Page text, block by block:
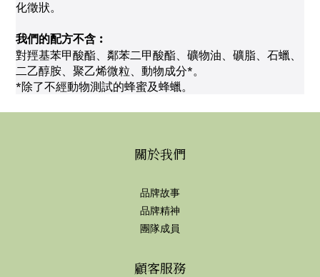
化徵狀。
我們的配方不含︰
對羥基苯甲酸酯、鄰苯二甲酸酯、礦物油、礦脂、石蠟、
二乙醇胺、聚乙烯微粒、動物成分*。
*除了不經動物測試的蜂蜜及蜂蠟。
關於我們
品牌故事
品牌精神
團隊成員
顧客服務